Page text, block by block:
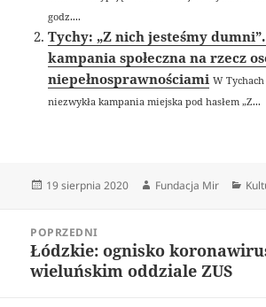
godz....
Tychy: „Z nich jesteśmy
kampania społeczna na rzecz
niepełnosprawnościami W
niezwykła kampania miejska pod hasłem „Z...
Data
19 sierpnia 2020 Autor
Fundacja Mir
wpisuPOPRZEDNI
Poprzedni
wpis:
Łódzkie: ognisko
wieluńskim oddziale ZUS